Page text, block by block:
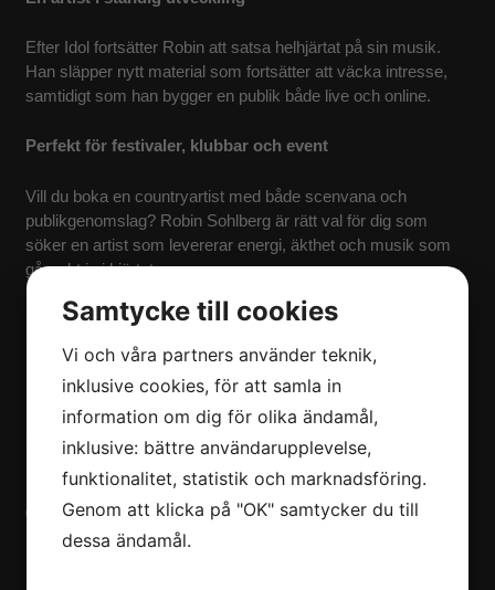
Efter Idol fortsätter Robin att satsa helhjärtat på sin musik.
Han släpper nytt material som fortsätter att väcka intresse,
samtidigt som han bygger en publik både live och online.
Perfekt för festivaler, klubbar och event
Vill du boka en countryartist med både scenvana och
publikgenomslag? Robin Sohlberg är rätt val för dig som
söker en artist som levererar energi, äkthet och musik som
går rakt in i hjärtat.
Samtycke till cookies
Vi och våra partners använder teknik,
inklusive cookies, för att samla in
information om dig för olika ändamål,
inklusive: bättre användarupplevelse,
funktionalitet, statistik och marknadsföring.
Genom att klicka på "OK" samtycker du till
dessa ändamål.